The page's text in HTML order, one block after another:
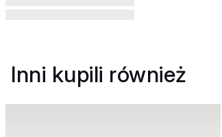
Inni kupili również